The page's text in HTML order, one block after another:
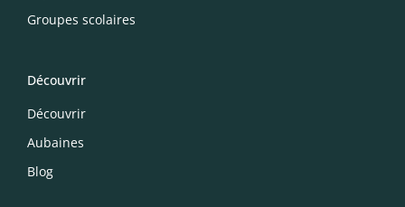
Groupes scolaires
Découvrir
Découvrir
Aubaines
Blog